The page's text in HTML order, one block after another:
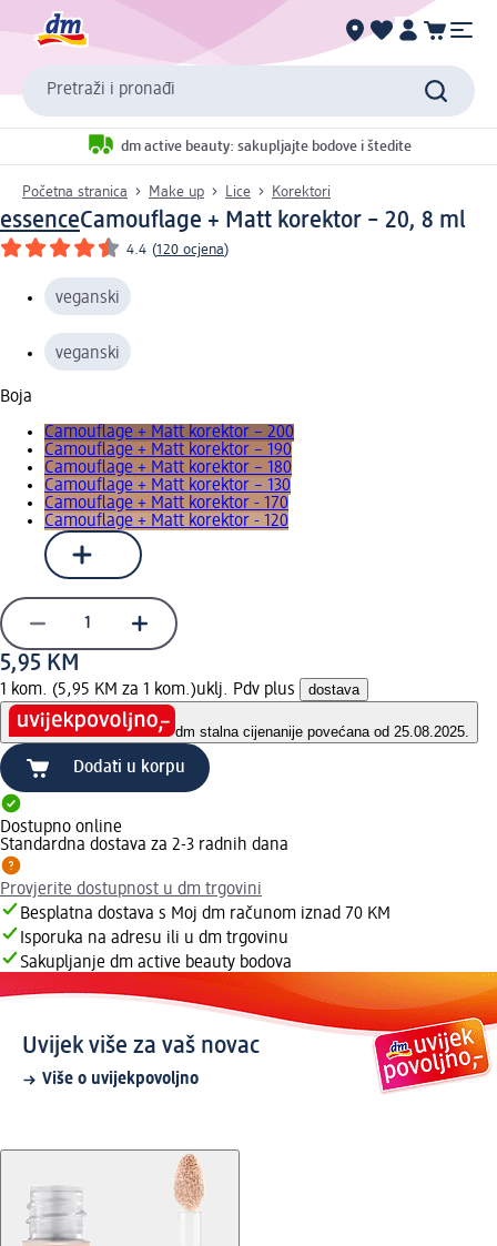
Pretraži i pronađi
dm active beauty: sakupljajte bodove i štedite
Početna stranica Make up Lice Korektori
essenceCamouflage + Matt korektor – 20, 8 ml
4.4 (120 ocjena)
veganski
veganski
Boja
Camouflage + Matt korektor – 200
Camouflage + Matt korektor – 190
Camouflage + Matt korektor – 180
Camouflage + Matt korektor – 130
Camouflage + Matt korektor - 170
Camouflage + Matt korektor - 120
5,95 KM
1 kom. (5,95 KM za 1 kom.)uklj. Pdv plus dostava
dm stalna cijenanije povećana od 25.08.2025.
Dodati u korpu
Dostupno online
Standardna dostava za 2-3 radnih dana
Provjerite dostupnost u dm trgovini
Besplatna dostava s Moj dm računom iznad 70 KM
Isporuka na adresu ili u dm trgovinu
Sakupljanje dm active beauty bodova
Uvijek više za vaš novac
Više o uvijekpovoljno